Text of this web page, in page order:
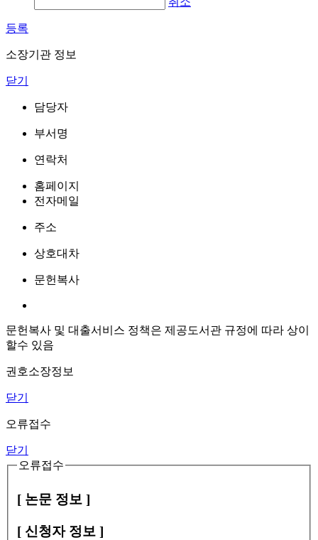
등록
소장기관 정보
닫기
담당자
부서명
연락처
홈페이지
전자메일
주소
상호대차
문헌복사
문헌복사 및 대출서비스 정책은 제공도서관 규정에 따라 상이
할수 있음
권호소장정보
닫기
오류접수
닫기
오류접수
[ 논문 정보 ]
[ 신청자 정보 ]